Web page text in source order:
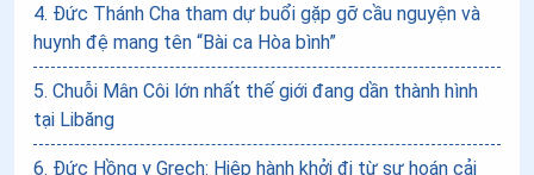
4. Đức Thánh Cha tham dự buổi gặp gỡ cầu nguyện và
huynh đệ mang tên “Bài ca Hòa bình”
5. Chuỗi Mân Côi lớn nhất thế giới đang dần thành hình
tại Libăng
6. Đức Hồng y Grech: Hiệp hành khởi đi từ sự hoán cải